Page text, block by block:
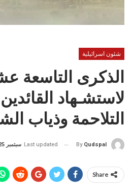
شئون اسرائيلية
الذكرى التاسعة
لاستشـهاد
التلاحمة وذياب
By Qudspal
Last updated سبتمبر 25, 2022
Share